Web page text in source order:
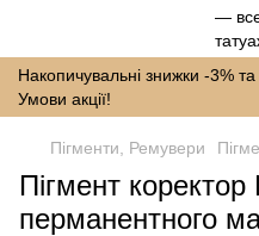
Накопичувальні знижки -3%
Умови акції!
Пігменти, Ремувери
Пігмент
перманентного